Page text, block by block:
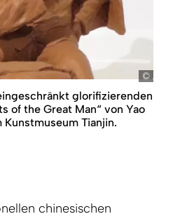
glorifizierenden
of the Great Man“ von Yao
Tianjin.
chinesischen